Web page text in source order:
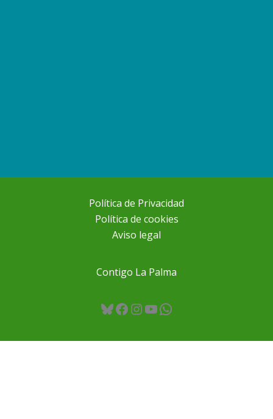
Política de Privacidad
Política de cookies
Aviso legal
Contigo La Palma
Bluesky
Facebook
Instagram
YouTube
WhatsApp